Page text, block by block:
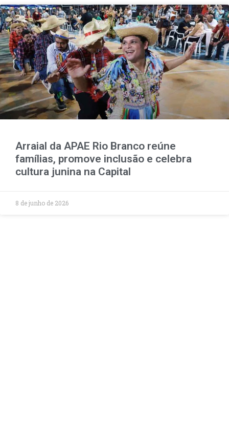
Arraial da APAE Rio Branco reúne
famílias, promove inclusão e celebra
cultura junina na Capital
8 de junho de 2026